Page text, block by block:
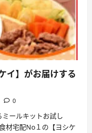
イ】がお届けする
0
ールキットお試し
材宅配No１の【ヨシケ